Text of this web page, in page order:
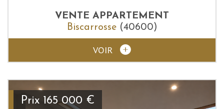
VENTE APPARTEMENT
Biscarrosse (40600)
VOIR
Prix 165 000 €